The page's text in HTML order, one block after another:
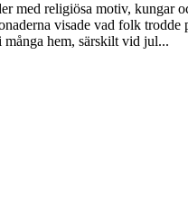
med religiösa motiv, kungar
visade vad folk
många hem, särskilt vid jul...